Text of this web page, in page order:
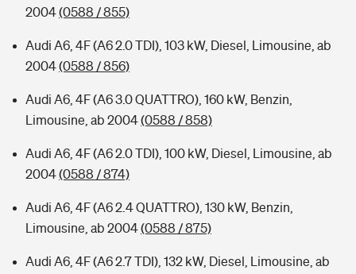
2004(0588 / 855)
Audi A6, 4F (A6 2.0 TDI), 103 kW, Diesel, Limousine, ab
2004(0588 / 856)
Audi A6, 4F (A6 3.0 QUATTRO), 160 kW, Benzin,
Limousine, ab 2004(0588 / 858)
Audi A6, 4F (A6 2.0 TDI), 100 kW, Diesel, Limousine, ab
2004(0588 / 874)
Audi A6, 4F (A6 2.4 QUATTRO), 130 kW, Benzin,
Limousine, ab 2004(0588 / 875)
Audi A6, 4F (A6 2.7 TDI), 132 kW, Diesel, Limousine, ab